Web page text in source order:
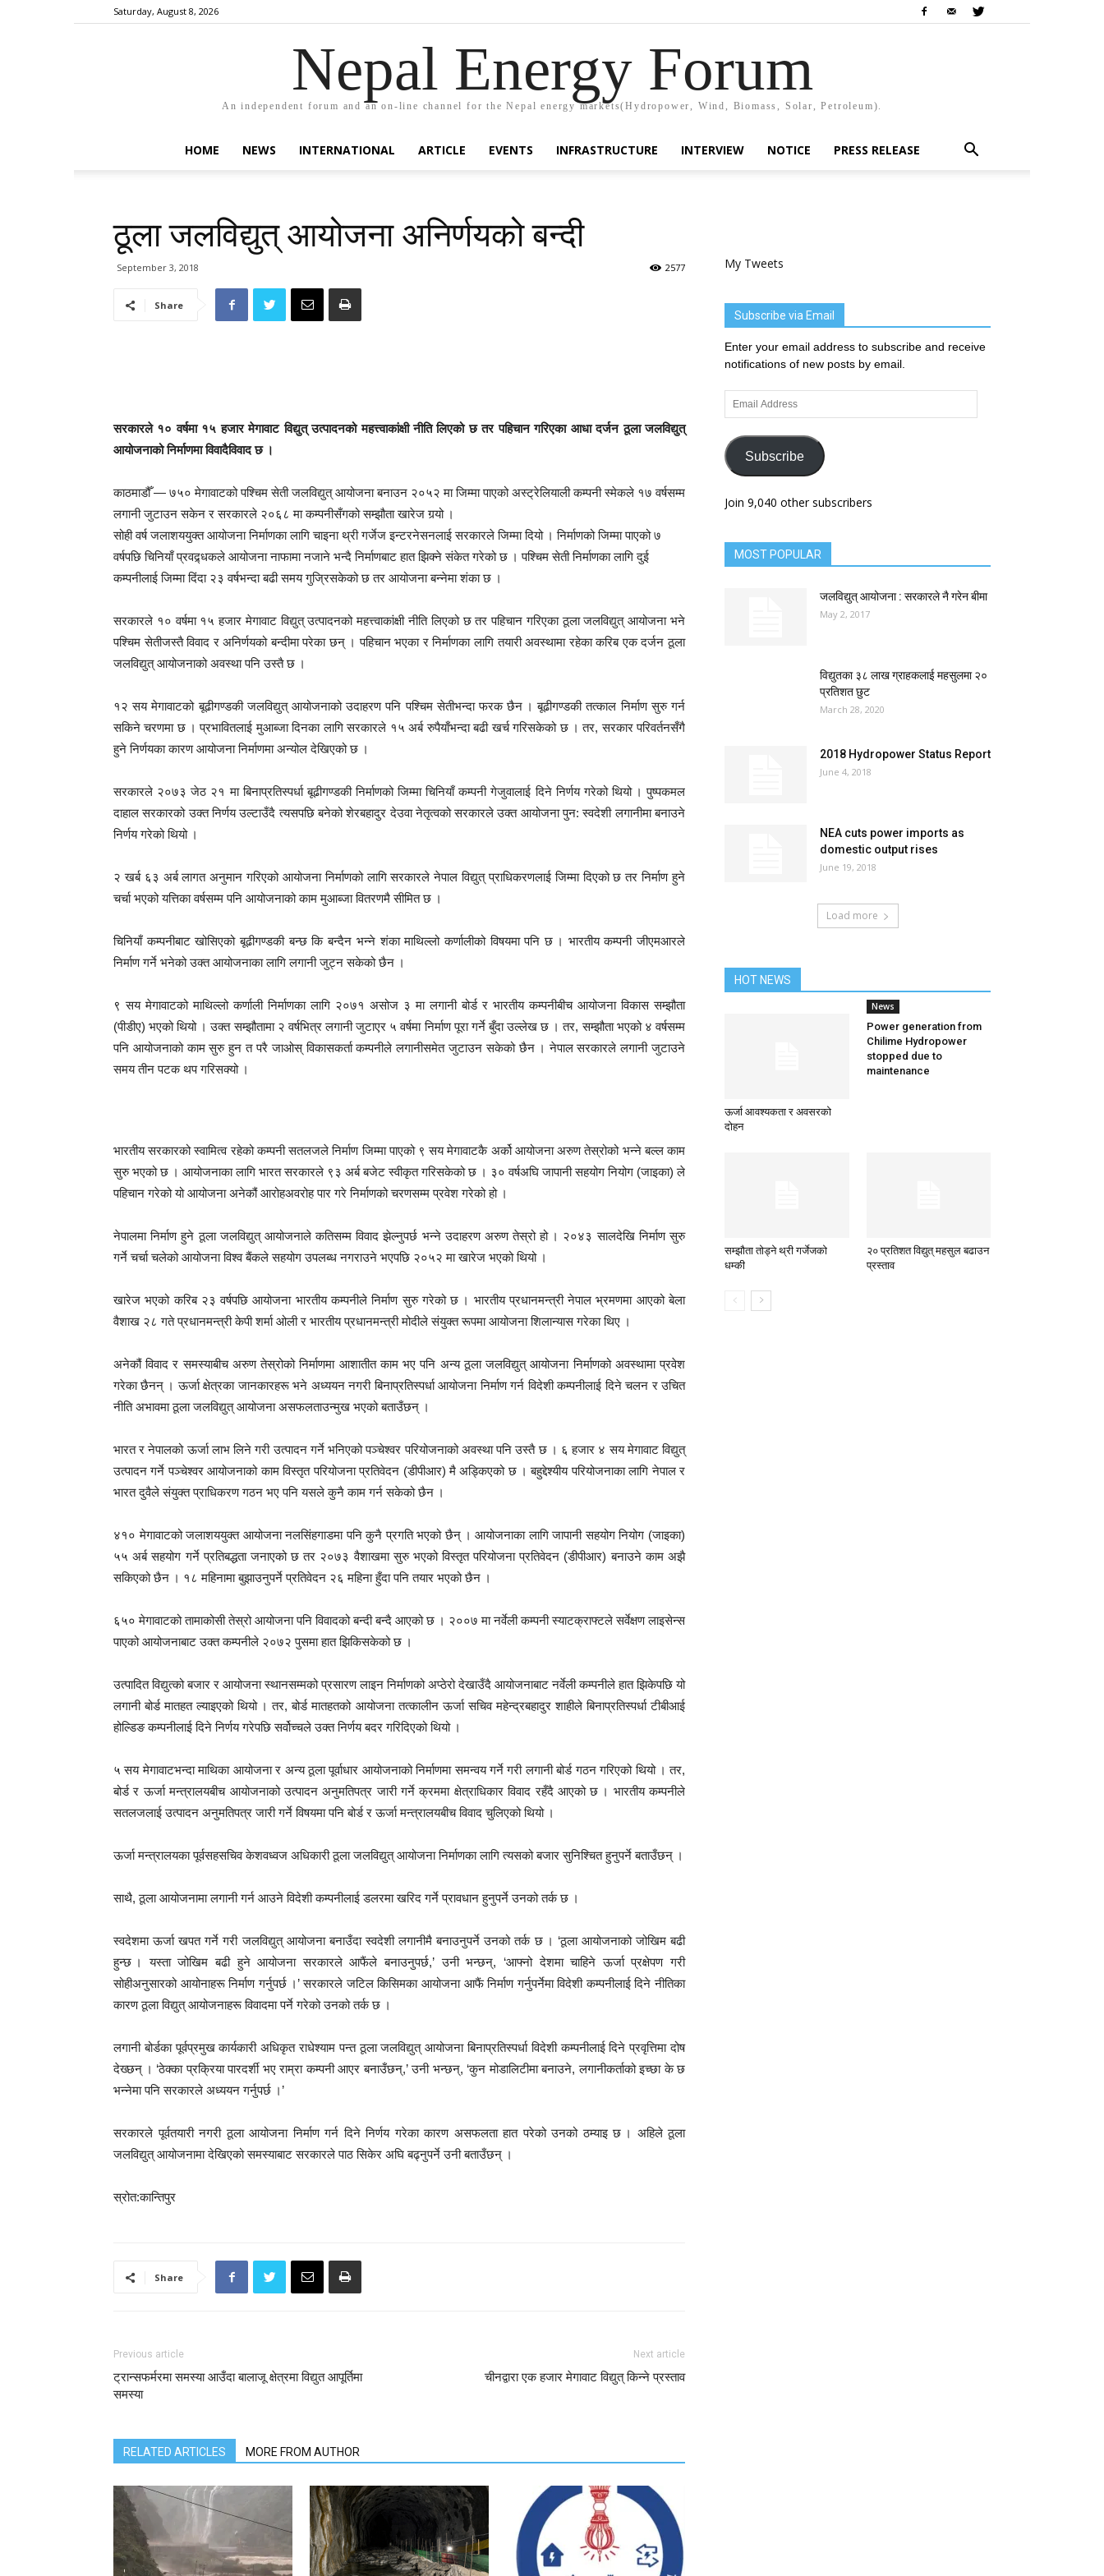
Saturday, August 8, 2026
Nepal Energy Forum
An independent forum and an on-line channel for the Nepal energy markets(Hydropower, Wind, Biomass, Solar, Petroleum).
HOME NEWS INTERNATIONAL ARTICLE EVENTS INFRASTRUCTURE INTERVIEW NOTICE PRESS RELEASE
ठूला जलविद्युत् आयोजना अनिर्णयको बन्दी
September 3, 2018 2577
Share
सरकारले १० वर्षमा १५ हजार मेगावाट विद्युत् उत्पादनको महत्त्वाकांक्षी नीति लिएको छ तर पहिचान गरिएका आधा दर्जन ठूला जलविद्युत्
आयोजनाको निर्माणमा विवादैविवाद छ ।
काठमाडौँ — ७५० मेगावाटको पश्चिम सेती जलविद्युत् आयोजना बनाउन २०५२ मा जिम्मा पाएको अस्ट्रेलियाली कम्पनी स्मेकले १७ वर्षसम्म
लगानी जुटाउन सकेन र सरकारले २०६८ मा कम्पनीसँगको सम्झौता खारेज गर्‍यो ।
सोही वर्ष जलाशययुक्त आयोजना निर्माणका लागि चाइना थ्री गर्जेज इन्टरनेसनलाई सरकारले जिम्मा दियो । निर्माणको जिम्मा पाएको ७
वर्षपछि चिनियाँ प्रवद्र्धकले आयोजना नाफामा नजाने भन्दै निर्माणबाट हात झिक्ने संकेत गरेको छ । पश्चिम सेती निर्माणका लागि दुई
कम्पनीलाई जिम्मा दिंदा २३ वर्षभन्दा बढी समय गुज्रिसकेको छ तर आयोजना बन्नेमा शंका छ ।
सरकारले १० वर्षमा १५ हजार मेगावाट विद्युत् उत्पादनको महत्त्वाकांक्षी नीति लिएको छ तर पहिचान गरिएका ठूला जलविद्युत् आयोजना भने
पश्चिम सेतीजस्तै विवाद र अनिर्णयको बन्दीमा परेका छन् । पहिचान भएका र निर्माणका लागि तयारी अवस्थामा रहेका करिब एक दर्जन ठूला
जलविद्युत् आयोजनाको अवस्था पनि उस्तै छ ।
१२ सय मेगावाटको बूढीगण्डकी जलविद्युत् आयोजनाको उदाहरण पनि पश्चिम सेतीभन्दा फरक छैन । बूढीगण्डकी तत्काल निर्माण सुरु गर्न
सकिने चरणमा छ । प्रभावितलाई मुआब्जा दिनका लागि सरकारले १५ अर्ब रुपैयाँभन्दा बढी खर्च गरिसकेको छ । तर, सरकार परिवर्तनसँगै
हुने निर्णयका कारण आयोजना निर्माणमा अन्योल देखिएको छ ।
सरकारले २०७३ जेठ २१ मा बिनाप्रतिस्पर्धा बूढीगण्डकी निर्माणको जिम्मा चिनियाँ कम्पनी गेजुवालाई दिने निर्णय गरेको थियो । पुष्पकमल
दाहाल सरकारको उक्त निर्णय उल्टाउँदै त्यसपछि बनेको शेरबहादुर देउवा नेतृत्वको सरकारले उक्त आयोजना पुन: स्वदेशी लगानीमा बनाउने
निर्णय गरेको थियो ।
२ खर्ब ६३ अर्ब लागत अनुमान गरिएको आयोजना निर्माणको लागि सरकारले नेपाल विद्युत् प्राधिकरणलाई जिम्मा दिएको छ तर निर्माण हुने
चर्चा भएको यत्तिका वर्षसम्म पनि आयोजनाको काम मुआब्जा वितरणमै सीमित छ ।
चिनियाँ कम्पनीबाट खोसिएको बूढीगण्डकी बन्छ कि बन्दैन भन्ने शंका माथिल्लो कर्णालीको विषयमा पनि छ । भारतीय कम्पनी जीएमआरले
निर्माण गर्ने भनेको उक्त आयोजनाका लागि लगानी जुट्न सकेको छैन ।
९ सय मेगावाटको माथिल्लो कर्णाली निर्माणका लागि २०७१ असोज ३ मा लगानी बोर्ड र भारतीय कम्पनीबीच आयोजना विकास सम्झौता
(पीडीए) भएको थियो । उक्त सम्झौतामा २ वर्षभित्र लगानी जुटाएर ५ वर्षमा निर्माण पूरा गर्ने बुँदा उल्लेख छ । तर, सम्झौता भएको ४ वर्षसम्म
पनि आयोजनाको काम सुरु हुन त परै जाओस् विकासकर्ता कम्पनीले लगानीसमेत जुटाउन सकेको छैन । नेपाल सरकारले लगानी जुटाउने
समय तीन पटक थप गरिसक्यो ।
भारतीय सरकारको स्वामित्व रहेको कम्पनी सतलजले निर्माण जिम्मा पाएको ९ सय मेगावाटकै अर्को आयोजना अरुण तेस्रोको भन्ने बल्ल काम
सुरु भएको छ । आयोजनाका लागि भारत सरकारले ९३ अर्ब बजेट स्वीकृत गरिसकेको छ । ३० वर्षअघि जापानी सहयोग नियोग (जाइका) ले
पहिचान गरेको यो आयोजना अनेकौं आरोहअवरोह पार गरे निर्माणको चरणसम्म प्रवेश गरेको हो ।
नेपालमा निर्माण हुने ठूला जलविद्युत् आयोजनाले कतिसम्म विवाद झेल्नुपर्छ भन्ने उदाहरण अरुण तेस्रो हो । २०४३ सालदेखि निर्माण सुरु
गर्ने चर्चा चलेको आयोजना विश्व बैंकले सहयोग उपलब्ध नगराउने भएपछि २०५२ मा खारेज भएको थियो ।
खारेज भएको करिब २३ वर्षपछि आयोजना भारतीय कम्पनीले निर्माण सुरु गरेको छ । भारतीय प्रधानमन्त्री नेपाल भ्रमणमा आएको बेला
वैशाख २८ गते प्रधानमन्त्री केपी शर्मा ओली र भारतीय प्रधानमन्त्री मोदीले संयुक्त रूपमा आयोजना शिलान्यास गरेका थिए ।
अनेकौं विवाद र समस्याबीच अरुण तेस्रोको निर्माणमा आशातीत काम भए पनि अन्य ठूला जलविद्युत् आयोजना निर्माणको अवस्थामा प्रवेश
गरेका छैनन् । ऊर्जा क्षेत्रका जानकारहरू भने अध्ययन नगरी बिनाप्रतिस्पर्धा आयोजना निर्माण गर्न विदेशी कम्पनीलाई दिने चलन र उचित
नीति अभावमा ठूला जलविद्युत् आयोजना असफलताउन्मुख भएको बताउँछन् ।
भारत र नेपालको ऊर्जा लाभ लिने गरी उत्पादन गर्ने भनिएको पञ्चेश्वर परियोजनाको अवस्था पनि उस्तै छ । ६ हजार ४ सय मेगावाट विद्युत्
उत्पादन गर्ने पञ्चेश्वर आयोजनाको काम विस्तृत परियोजना प्रतिवेदन (डीपीआर) मै अड्किएको छ । बहुद्देश्यीय परियोजनाका लागि नेपाल र
भारत दुवैले संयुक्त प्राधिकरण गठन भए पनि यसले कुनै काम गर्न सकेको छैन ।
४१० मेगावाटको जलाशययुक्त आयोजना नलसिंहगाडमा पनि कुनै प्रगति भएको छैन् । आयोजनाका लागि जापानी सहयोग नियोग (जाइका)
५५ अर्ब सहयोग गर्ने प्रतिबद्धता जनाएको छ तर २०७३ वैशाखमा सुरु भएको विस्तृत परियोजना प्रतिवेदन (डीपीआर) बनाउने काम अझै
सकिएको छैन । १८ महिनामा बुझाउनुपर्ने प्रतिवेदन २६ महिना हुँदा पनि तयार भएको छैन ।
६५० मेगावाटको तामाकोसी तेस्रो आयोजना पनि विवादको बन्दी बन्दै आएको छ । २००७ मा नर्वेली कम्पनी स्याटक्राफ्टले सर्वेक्षण लाइसेन्स
पाएको आयोजनाबाट उक्त कम्पनीले २०७२ पुसमा हात झिकिसकेको छ ।
उत्पादित विद्युत्को बजार र आयोजना स्थानसम्मको प्रसारण लाइन निर्माणको अप्ठेरो देखाउँदै आयोजनाबाट नर्वेली कम्पनीले हात झिकेपछि यो
लगानी बोर्ड मातहत ल्याइएको थियो । तर, बोर्ड मातहतको आयोजना तत्कालीन ऊर्जा सचिव महेन्द्रबहादुर शाहीले बिनाप्रतिस्पर्धा टीबीआई
होल्डिङ कम्पनीलाई दिने निर्णय गरेपछि सर्वोच्चले उक्त निर्णय बदर गरिदिएको थियो ।
५ सय मेगावाटभन्दा माथिका आयोजना र अन्य ठूला पूर्वाधार आयोजनाको निर्माणमा समन्वय गर्ने गरी लगानी बोर्ड गठन गरिएको थियो । तर,
बोर्ड र ऊर्जा मन्त्रालयबीच आयोजनाको उत्पादन अनुमतिपत्र जारी गर्ने क्रममा क्षेत्राधिकार विवाद रहँदै आएको छ । भारतीय कम्पनीले
सतलजलाई उत्पादन अनुमतिपत्र जारी गर्ने विषयमा पनि बोर्ड र ऊर्जा मन्त्रालयबीच विवाद चुलिएको थियो ।
ऊर्जा मन्त्रालयका पूर्वसहसचिव केशवध्वज अधिकारी ठूला जलविद्युत् आयोजना निर्माणका लागि त्यसको बजार सुनिश्चित हुनुपर्ने बताउँछन् ।
साथै, ठूला आयोजनामा लगानी गर्न आउने विदेशी कम्पनीलाई डलरमा खरिद गर्ने प्रावधान हुनुपर्ने उनको तर्क छ ।
स्वदेशमा ऊर्जा खपत गर्ने गरी जलविद्युत् आयोजना बनाउँदा स्वदेशी लगानीमै बनाउनुपर्ने उनको तर्क छ । ‘ठूला आयोजनाको जोखिम बढी
हुन्छ । यस्ता जोखिम बढी हुने आयोजना सरकारले आफैंले बनाउनुपर्छ,’ उनी भन्छन्, ‘आफ्नो देशमा चाहिने ऊर्जा प्रक्षेपण गरी
सोहीअनुसारको आयोनाहरू निर्माण गर्नुपर्छ ।’ सरकारले जटिल किसिमका आयोजना आफैं निर्माण गर्नुपर्नेमा विदेशी कम्पनीलाई दिने नीतिका
कारण ठूला विद्युत् आयोजनाहरू विवादमा पर्ने गरेको उनको तर्क छ ।
लगानी बोर्डका पूर्वप्रमुख कार्यकारी अधिकृत राधेश्याम पन्त ठूला जलविद्युत् आयोजना बिनाप्रतिस्पर्धा विदेशी कम्पनीलाई दिने प्रवृत्तिमा दोष
देख्छन् । ‘ठेक्का प्रक्रिया पारदर्शी भए राम्रा कम्पनी आएर बनाउँछन्,’ उनी भन्छन्, ‘कुन मोडालिटीमा बनाउने, लगानीकर्ताको इच्छा के छ
भन्नेमा पनि सरकारले अध्ययन गर्नुपर्छ ।’
सरकारले पूर्वतयारी नगरी ठूला आयोजना निर्माण गर्न दिने निर्णय गरेका कारण असफलता हात परेको उनको ठम्याइ छ । अहिले ठूला
जलविद्युत् आयोजनामा देखिएको समस्याबाट सरकारले पाठ सिकेर अघि बढ्नुपर्ने उनी बताउँछन् ।
स्रोत:कान्तिपुर
Share
Previous article
ट्रान्सफर्मरमा समस्या आउँदा बालाजू क्षेत्रमा विद्युत आपूर्तिमा
समस्या
Next article
चीनद्वारा एक हजार मेगावाट विद्युत् किन्ने प्रस्ताव
RELATED ARTICLES MORE FROM AUTHOR
My Tweets
Subscribe via Email
Enter your email address to subscribe and receive
notifications of new posts by email.
Email
Address
Subscribe
Join 9,040 other subscribers
MOST POPULAR
जलविद्युत् आयोजना : सरकारले नै गरेन बीमा
May 2, 2017
विद्युतका ३८ लाख ग्राहकलाई महसुलमा २०
प्रतिशत छुट
March 28, 2020
2018 Hydropower Status Report
June 4, 2018
NEA cuts power imports as
domestic output rises
June 19, 2018
Load more
HOT NEWS
ऊर्जा आवश्यकता र अवसरको
दोहन
News
Power generation from
Chilime Hydropower
stopped due to
maintenance
सम्झौता तोड्ने थ्री गर्जेजको
धम्की
२० प्रतिशत विद्युत् महसुल बढाउन
प्रस्ताव